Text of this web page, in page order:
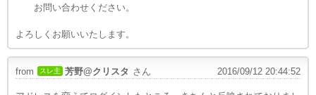
お問い合わせください。
よろしくお願いいたします。
from スレ主 芳野@クリスタ さん 2016/09/12 20:44:52